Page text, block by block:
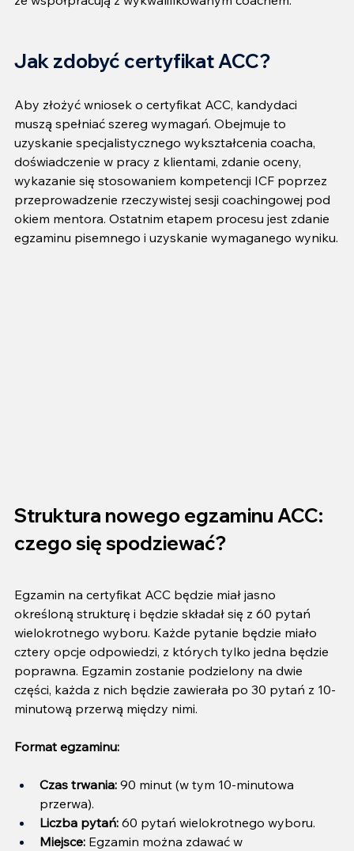
Jak zdobyć certyfikat ACC?
Aby złożyć wniosek o certyfikat ACC, kandydaci
muszą spełniać szereg wymagań. Obejmuje to
uzyskanie specjalistycznego wykształcenia coacha,
doświadczenie w pracy z klientami, zdanie oceny,
wykazanie się stosowaniem kompetencji ICF poprzez
przeprowadzenie rzeczywistej sesji coachingowej pod
okiem mentora. Ostatnim etapem procesu jest zdanie
egzaminu pisemnego i uzyskanie wymaganego wyniku.
Struktura nowego egzaminu ACC:
czego się spodziewać?
Egzamin na certyfikat ACC będzie miał jasno
określoną strukturę i będzie składał się z 60 pytań
wielokrotnego wyboru. Każde pytanie będzie miało
cztery opcje odpowiedzi, z których tylko jedna będzie
poprawna. Egzamin zostanie podzielony na dwie
części, każda z nich będzie zawierała po 30 pytań z 10-
minutową przerwą między nimi.
Format egzaminu:
Czas trwania: 90 minut (w tym 10-minutowa
przerwa).
Liczba pytań: 60 pytań wielokrotnego wyboru.
Miejsce: Egzamin można zdawać w